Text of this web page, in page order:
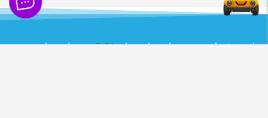
تمام حقوق مادی و معنوی این سایت برایCg3dsمحفوظ می باشد .